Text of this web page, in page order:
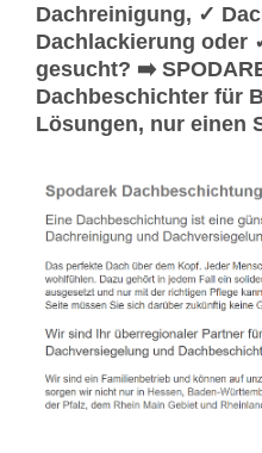
Dachreinigung, ✓
Dachlackierung oder
gesucht? ➡️
Dachbeschichter für
Lösungen, nur einen